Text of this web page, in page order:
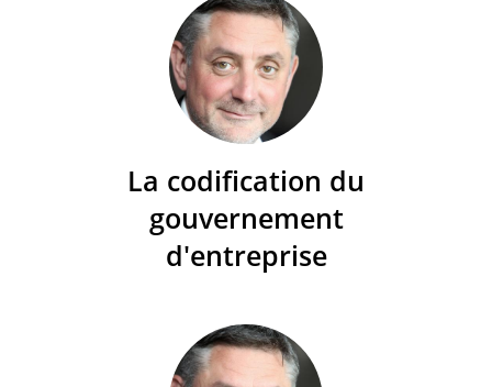
La codification du
gouvernement
d'entreprise